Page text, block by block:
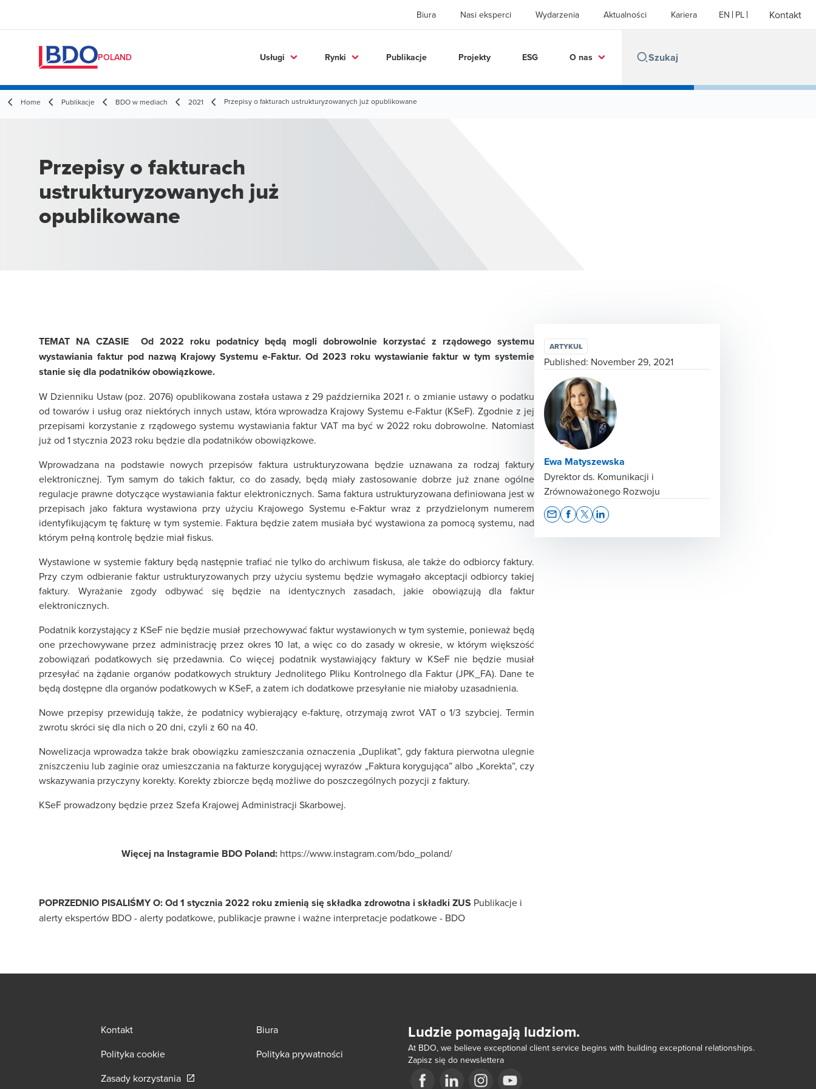
Biura Nasi eksperci Wydarzenia Aktualności Kariera EN PL Kontakt
POLAND Usługi Rynki Publikacje Projekty ESG O nas
Home Publikacje BDO w mediach 2021 Przepisy o fakturach ustrukturyzowanych już opublikowane
Przepisy o fakturach
ustrukturyzowanych już
opublikowane
TEMAT NA CZASIE Od 2022 roku podatnicy będą mogli dobrowolnie korzystać z rządowego systemu
wystawiania faktur pod nazwą Krajowy Systemu e-Faktur. Od 2023 roku wystawianie faktur w tym systemie
stanie się dla podatników obowiązkowe.
W Dzienniku Ustaw (poz. 2076) opublikowana została ustawa z 29 października 2021 r. o zmianie ustawy o podatku
od towarów i usług oraz niektórych innych ustaw, która wprowadza Krajowy Systemu e-Faktur (KSeF). Zgodnie z jej
przepisami korzystanie z rządowego systemu wystawiania faktur VAT ma być w 2022 roku dobrowolne. Natomiast
już od 1 stycznia 2023 roku będzie dla podatników obowiązkowe.
Wprowadzana na podstawie nowych przepisów faktura ustrukturyzowana będzie uznawana za rodzaj faktury
elektronicznej. Tym samym do takich faktur, co do zasady, będą miały zastosowanie dobrze już znane ogólne
regulacje prawne dotyczące wystawiania faktur elektronicznych. Sama faktura ustrukturyzowana definiowana jest w
przepisach jako faktura wystawiona przy użyciu Krajowego Systemu e-Faktur wraz z przydzielonym numerem
identyfikującym tę fakturę w tym systemie. Faktura będzie zatem musiała być wystawiona za pomocą systemu, nad
którym pełną kontrolę będzie miał fiskus.
Wystawione w systemie faktury będą następnie trafiać nie tylko do archiwum fiskusa, ale także do odbiorcy faktury.
Przy czym odbieranie faktur ustrukturyzowanych przy użyciu systemu będzie wymagało akceptacji odbiorcy takiej
faktury. Wyrażanie zgody odbywać się będzie na identycznych zasadach, jakie obowiązują dla faktur
elektronicznych.
Podatnik korzystający z KSeF nie będzie musiał przechowywać faktur wystawionych w tym systemie, ponieważ będą
one przechowywane przez administrację przez okres 10 lat, a więc co do zasady w okresie, w którym większość
zobowiązań podatkowych się przedawnia. Co więcej podatnik wystawiający faktury w KSeF nie będzie musiał
przesyłać na żądanie organów podatkowych struktury Jednolitego Pliku Kontrolnego dla Faktur (JPK_FA). Dane te
będą dostępne dla organów podatkowych w KSeF, a zatem ich dodatkowe przesyłanie nie miałoby uzasadnienia.
Nowe przepisy przewidują także, że podatnicy wybierający e-fakturę, otrzymają zwrot VAT o 1/3 szybciej. Termin
zwrotu skróci się dla nich o 20 dni, czyli z 60 na 40.
Nowelizacja wprowadza także brak obowiązku zamieszczania oznaczenia „Duplikat”, gdy faktura pierwotna ulegnie
zniszczeniu lub zaginie oraz umieszczania na fakturze korygującej wyrazów „Faktura korygująca” albo „Korekta”, czy
wskazywania przyczyny korekty. Korekty zbiorcze będą możliwe do poszczególnych pozycji z faktury.
KSeF prowadzony będzie przez Szefa Krajowej Administracji Skarbowej.
Więcej na Instagramie BDO Poland: https://www.instagram.com/bdo_poland/
POPRZEDNIO PISALIŚMY O: Od 1 stycznia 2022 roku zmienią się składka zdrowotna i składki ZUS Publikacje i
alerty ekspertów BDO - alerty podatkowe, publikacje prawne i ważne interpretacje podatkowe - BDO
ARTYKUŁ
Published: November 29, 2021
Ewa Matyszewska
Dyrektor ds. Komunikacji i
Zrównoważonego Rozwoju
Kontakt
Biura
Polityka cookie
Polityka prywatności
Zasady korzystaniaOpens in a new window/tab
Ludzie pomagają ludziom.
At BDO, we believe exceptional client service begins with building exceptional relationships.
Zapisz się do newslettera